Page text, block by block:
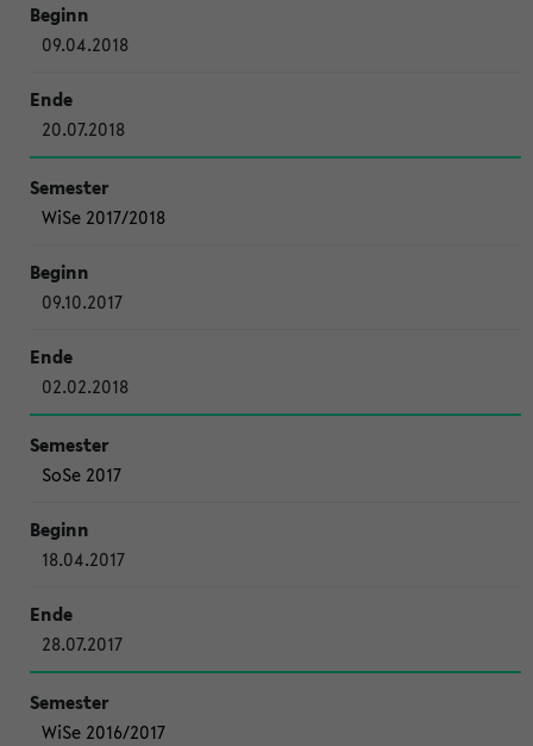
09.04.2018
20.07.2018
WiSe 2017/2018
09.10.2017
02.02.2018
SoSe 2017
18.04.2017
28.07.2017
WiSe 2016/2017